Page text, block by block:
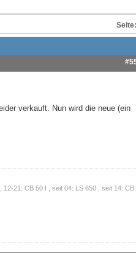
Seite:
verkauft. Nun wird die neue (ein
21: CB 50 I , seit 04: LS 650 , seit 14: CB